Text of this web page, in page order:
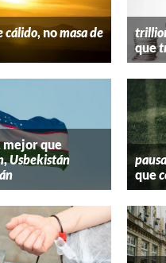
cálido, nomasa de
que
mejor que
,Usbekistán
que